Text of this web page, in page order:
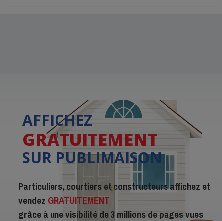
AFFICHEZ
GRATUITEMENT
SUR PUBLIMAISON
Particuliers, courtiers et constructeurs affichez et
vendez GRATUITEMENT
grâce à une visibilité de 3 millions de pages vues